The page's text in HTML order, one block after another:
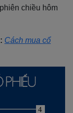
chiều hôm
Cách mua cổ